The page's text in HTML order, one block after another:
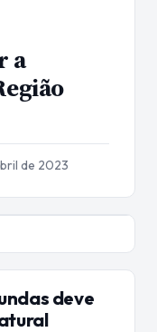
a
de 2023
deve